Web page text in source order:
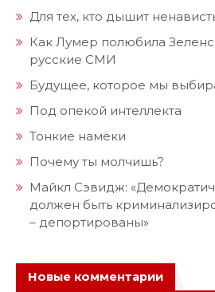
Для тех, кто дышит
Как Лумер полюбила
русские СМИ
Будущее, которое мы
Под опекой интеллекта
Тонкие намёки
Почему ты молчишь?
Майкл Сэвидж:
должен быть
– депортированы»
Новые комментарии